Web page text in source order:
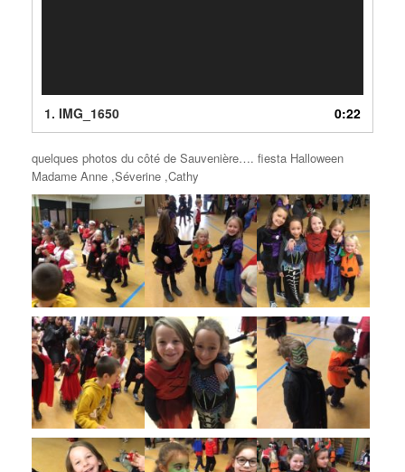
1. IMG_1650 0:22
quelques photos du côté de Sauvenière…. fiesta Halloween
Madame Anne ,Séverine ,Cathy